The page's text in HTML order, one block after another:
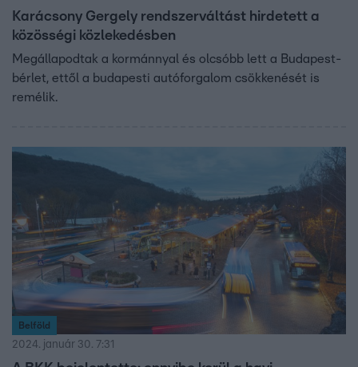
Karácsony Gergely rendszerváltást hirdetett a
közösségi közlekedésben
Megállapodtak a kormánnyal és olcsóbb lett a Budapest-
bérlet, ettől a budapesti autóforgalom csökkenését is
remélik.
Belföld
2024. január 30. 7:31